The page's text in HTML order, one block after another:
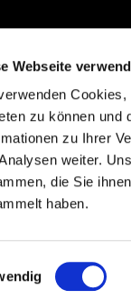
Webseite
zu können und
zu Ihrer
weiter.
die Sie
haben.